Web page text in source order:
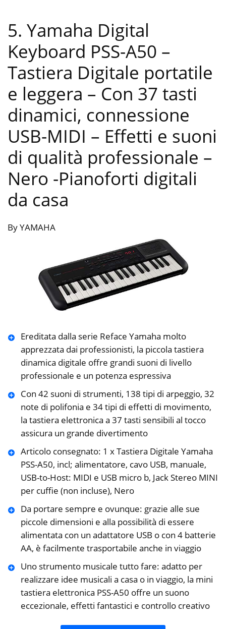
5. Yamaha Digital
Keyboard PSS-A50 –
Tastiera Digitale portatile
e leggera – Con 37 tasti
dinamici, connessione
USB-MIDI – Effetti e suoni
di qualità professionale –
Nero -Pianoforti digitali
da casa
By YAMAHA
Ereditata dalla serie Reface Yamaha molto
apprezzata dai professionisti, la piccola tastiera
dinamica digitale offre grandi suoni di livello
professionale e un potenza espressiva
Con 42 suoni di strumenti, 138 tipi di arpeggio, 32
note di polifonia e 34 tipi di effetti di movimento,
la tastiera elettronica a 37 tasti sensibili al tocco
assicura un grande divertimento
Articolo consegnato: 1 x Tastiera Digitale Yamaha
PSS-A50, incl; alimentatore, cavo USB, manuale,
USB-to-Host: MIDI e USB micro b, Jack Stereo MINI
per cuffie (non incluse), Nero
Da portare sempre e ovunque: grazie alle sue
piccole dimensioni e alla possibilità di essere
alimentata con un adattatore USB o con 4 batterie
AA, è facilmente trasportabile anche in viaggio
Uno strumento musicale tutto fare: adatto per
realizzare idee musicali a casa o in viaggio, la mini
tastiera elettronica PSS-A50 offre un suono
eccezionale, effetti fantastici e controllo creativo